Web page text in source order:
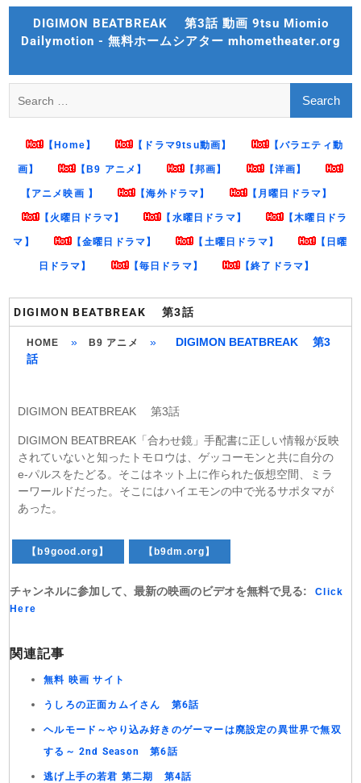
Skip
content
DIGIMON BEATBREAK 第3話 動画 9tsu Miomio
Dailymotion - 無料ホームシアター mhometheater.org
for:
【Home】 【ドラマ9tsu動画】 【バラエティ動
画】 【B9 アニメ】 【邦画】 【洋画】
【アニメ映画 】 【海外ドラマ】 【月曜日ドラマ】
【火曜日ドラマ】 【水曜日ドラマ】 【木曜日ドラ
マ】 【金曜日ドラマ】 【土曜日ドラマ】 【日曜
日ドラマ】 【毎日ドラマ】 【終了ドラマ】
DIGIMON BEATBREAK 第3話
HOME » B9 アニメ »
DIGIMON BEATBREAK 第3
話
DIGIMON BEATBREAK 第3話
DIGIMON BEATBREAK「合わせ鏡」手配書に正しい情報が反映
されていないと知ったトモロウは、ゲッコーモンと共に自分の
e-パルスをたどる。そこはネット上に作られた仮想空間、ミラ
ーワールドだった。そこにはハイエモンの中で光るサポタマが
あった。
【b9good.org】 【b9dm.org】
チャンネルに参加して、最新の映画のビデオを無料で見る:
Click
Here
関連記事
無料 映画 サイト
うしろの正面カムイさん 第6話
ヘルモード～やり込み好きのゲーマーは廃設定の異世界で無双
する～ 2nd Season 第6話
逃げ上手の若君 第二期 第4話